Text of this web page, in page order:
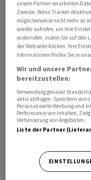
Portfolio 1,4
Infracore hält und
von rund 1,4
Liegenschaften an
stellt die
medizinischen
nicht am
unsere Partner verarbeiten
Zwecke. Wenn Tracker
möglicherweise nicht mehr so
wieder aufrufen, um Ihre
widerrufen, indem Sie auf den
der Webseite klicken. Ihre
Informationen finden Sie in
Wir und unsere
bereitzustellen:
Verwendung genauer
aktiv abfragen. Speichern von
Personalisierte Werbung und
Performance von Inhalten,
Verbesserung von Angeboten.
Liste der Partner